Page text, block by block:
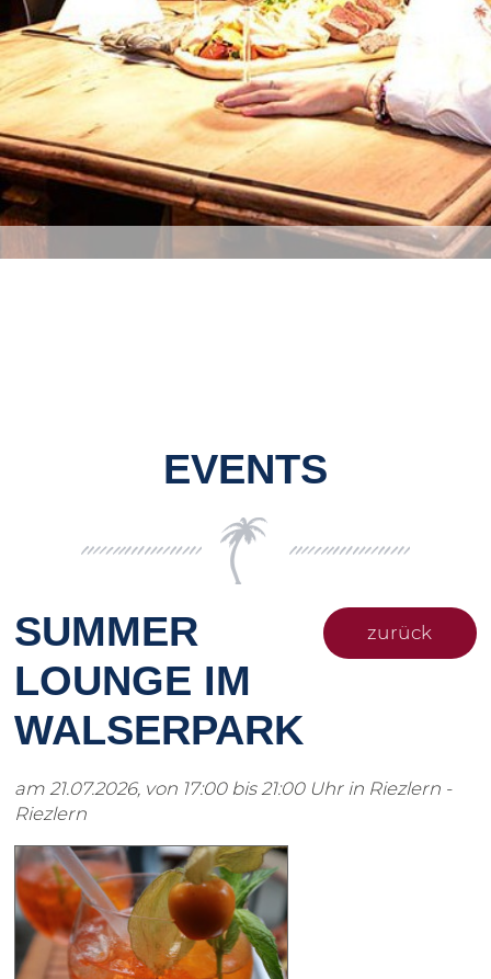
EVENTS
zurück
SUMMER
LOUNGE IM
WALSERPARK
am 21.07.2026, von 17:00 bis 21:00 Uhr in Riezlern -
Riezlern